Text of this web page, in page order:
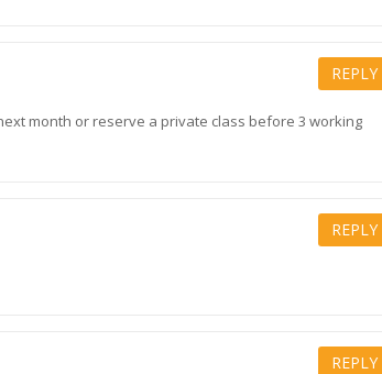
REPLY
month or reserve a private class before 3 working
REPLY
REPLY